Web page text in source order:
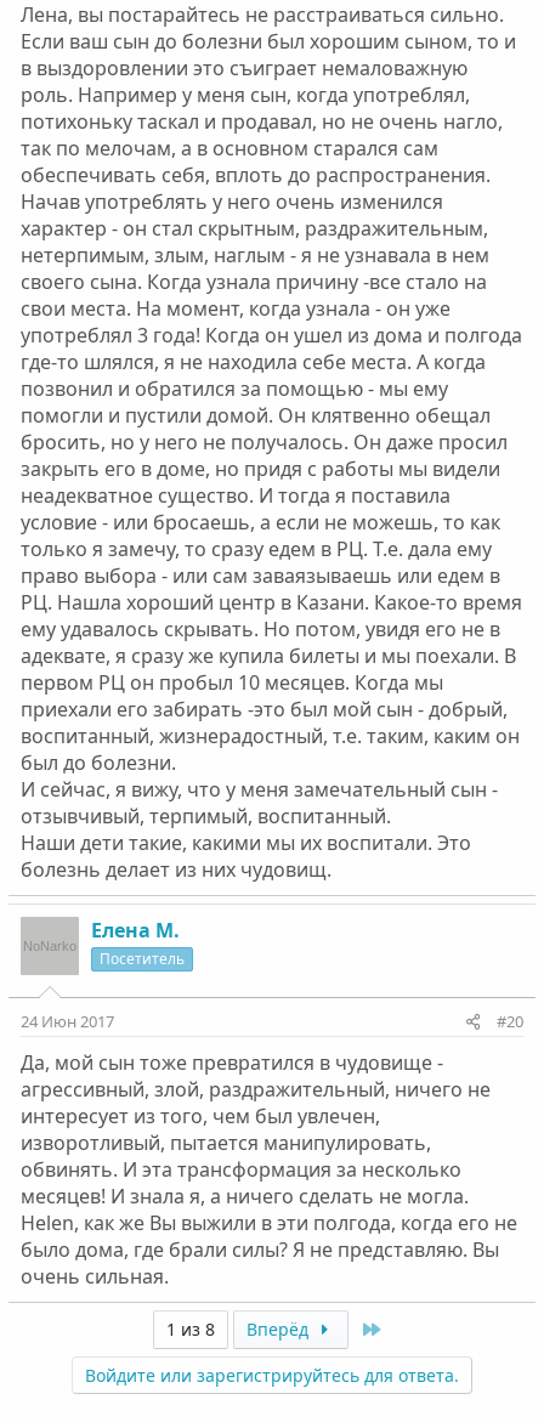
Лена, вы постарайтесь не расстраиваться сильно.
Если ваш сын до болезни был хорошим сыном, то и
в выздоровлении это съиграет немаловажную
роль. Например у меня сын, когда употреблял,
потихоньку таскал и продавал, но не очень нагло,
так по мелочам, а в основном старался сам
обеспечивать себя, вплоть до распространения.
Начав употреблять у него очень изменился
характер - он стал скрытным, раздражительным,
нетерпимым, злым, наглым - я не узнавала в нем
своего сына. Когда узнала причину -все стало на
свои места. На момент, когда узнала - он уже
употреблял 3 года! Когда он ушел из дома и полгода
где-то шлялся, я не находила себе места. А когда
позвонил и обратился за помощью - мы ему
помогли и пустили домой. Он клятвенно обещал
бросить, но у него не получалось. Он даже просил
закрыть его в доме, но придя с работы мы видели
неадекватное существо. И тогда я поставила
условие - или бросаешь, а если не можешь, то как
только я замечу, то сразу едем в РЦ. Т.е. дала ему
право выбора - или сам заваязываешь или едем в
РЦ. Нашла хороший центр в Казани. Какое-то время
ему удавалось скрывать. Но потом, увидя его не в
адеквате, я сразу же купила билеты и мы поехали. В
первом РЦ он пробыл 10 месяцев. Когда мы
приехали его забирать -это был мой сын - добрый,
воспитанный, жизнерадостный, т.е. таким, каким он
был до болезни.
И сейчас, я вижу, что у меня замечательный сын -
отзывчивый, терпимый, воспитанный.
Наши дети такие, какими мы их воспитали. Это
болезнь делает из них чудовищ.
Елена М.
Посетитель
24 Июн 2017 #20
Да, мой сын тоже превратился в чудовище -
агрессивный, злой, раздражительный, ничего не
интересует из того, чем был увлечен,
изворотливый, пытается манипулировать,
обвинять. И эта трансформация за несколько
месяцев! И знала я, а ничего сделать не могла.
Helen, как же Вы выжили в эти полгода, когда его не
было дома, где брали силы? Я не представляю. Вы
очень сильная.
1 из 8 Вперёд
Войдите или зарегистрируйтесь для ответа.